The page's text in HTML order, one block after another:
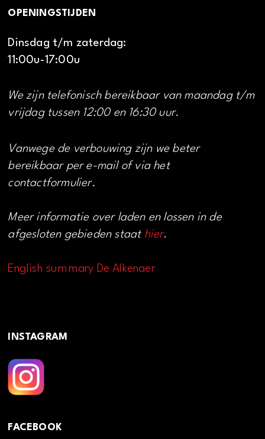
OPENINGSTIJDEN
Dinsdag t/m zaterdag:
11:00u-17:00u
We zijn telefonisch bereikbaar van maandag t/m
vrijdag tussen 12:00 en 16:30 uur.
Vanwege de verbouwing zijn we beter
bereikbaar per e-mail of via het
contactformulier.
Meer informatie over laden en lossen in de
afgesloten gebieden staat hier.
English summary De Alkenaer
INSTAGRAM
FACEBOOK